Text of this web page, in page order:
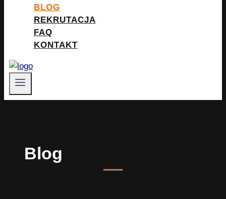
BLOG
REKRUTACJA
FAQ
KONTAKT
Blog